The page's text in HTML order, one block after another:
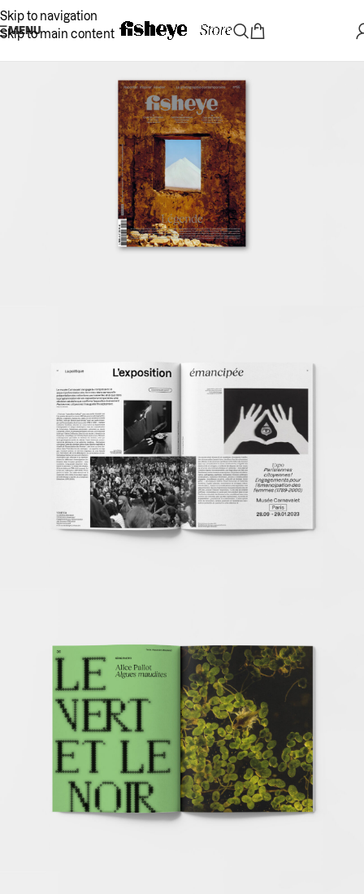
Skip to navigation
Skip to main content
MENU